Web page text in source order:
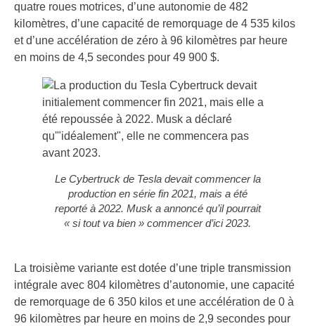
quatre roues motrices, d’une autonomie de 482
kilomètres, d’une capacité de remorquage de 4 535 kilos
et d’une accélération de zéro à 96 kilomètres par heure
en moins de 4,5 secondes pour 49 900 $.
Le Cybertruck de Tesla devait commencer la
production en série fin 2021, mais a été
reporté à 2022. Musk a annoncé qu’il pourrait
« si tout va bien » commencer d’ici 2023.
La troisième variante est dotée d’une triple transmission
intégrale avec 804 kilomètres d’autonomie, une capacité
de remorquage de 6 350 kilos et une accélération de 0 à
96 kilomètres par heure en moins de 2,9 secondes pour